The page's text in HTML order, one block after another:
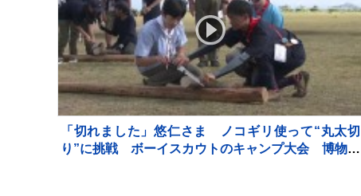
「切れました」悠仁さま ノコギリ使って“丸太切
り”に挑戦 ボーイスカウトのキャンプ大会 博物館